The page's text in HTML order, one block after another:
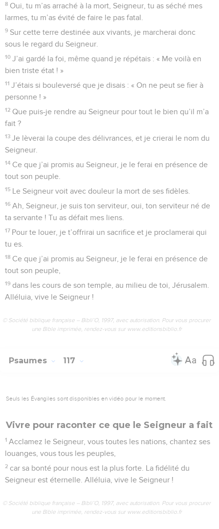
8 Oui, tu m’as arraché à la mort, Seigneur, tu as séché mes
larmes, tu m’as évité de faire le pas fatal.
9 Sur cette terre destinée aux vivants, je marcherai donc
sous le regard du Seigneur.
10 J’ai gardé la foi, même quand je répétais : « Me voilà en
bien triste état ! »
11 J’étais si bouleversé que je disais : « On ne peut se fier à
personne ! »
12 Que puis-je rendre au Seigneur pour tout le bien qu’il m’a
fait ?
13 Je lèverai la coupe des délivrances, et je crierai le nom du
Seigneur.
14 Ce que j’ai promis au Seigneur, je le ferai en présence de
tout son peuple.
15 Le Seigneur voit avec douleur la mort de ses fidèles.
16 Ah, Seigneur, je suis ton serviteur, oui, ton serviteur né de
ta servante ! Tu as défait mes liens.
17 Pour te louer, je t’offrirai un sacrifice et je proclamerai qui
tu es.
18 Ce que j’ai promis au Seigneur, je le ferai en présence de
tout son peuple,
19 dans les cours de son temple, au milieu de toi, Jérusalem.
Alléluia, vive le Seigneur !
© Société biblique française – Bibli’O, 1997, avec autorisation. Pour vous procurer
une Bible imprimée, rendez-vous sur www.editionsbiblio.fr
Psaumes 117
Seuls les Évangiles sont disponibles en vidéo pour le moment.
Vivre pour raconter ce que le Seigneur a fait
1 Acclamez le Seigneur, vous toutes les nations, chantez ses
louanges, vous tous les peuples,
2 car sa bonté pour nous est la plus forte. La fidélité du
Seigneur est éternelle. Alléluia, vive le Seigneur !
© Société biblique française – Bibli’O, 1997, avec autorisation. Pour vous procurer
une Bible imprimée, rendez-vous sur www.editionsbiblio.fr